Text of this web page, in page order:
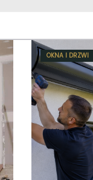
OKNA I DRZWI